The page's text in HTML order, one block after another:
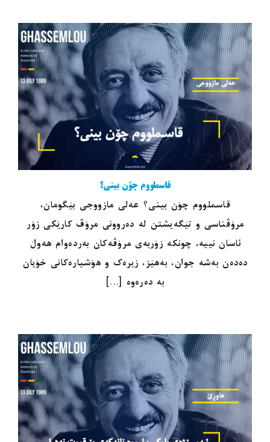
قاسملووم چۆن بینی؟
قاسملووم چۆن بینی؟ عەلی مازووجی بێگومان،
مرۆڤناسی و تێگەیشتن لە دەروونی مرۆڤ کارێکی زۆر
ئاسان نییە، چونکە زۆربەی مرۆڤەکان بەردەوام هەوڵ
دەدەن بەشە جوان، بەهێز، زیرەک و هۆشیارەکانی خۆیان
بە دەرەوە [...]